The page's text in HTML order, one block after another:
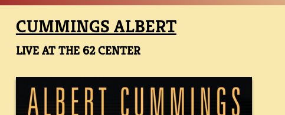
CUMMINGS ALBERT
LIVE AT THE 62 CENTER